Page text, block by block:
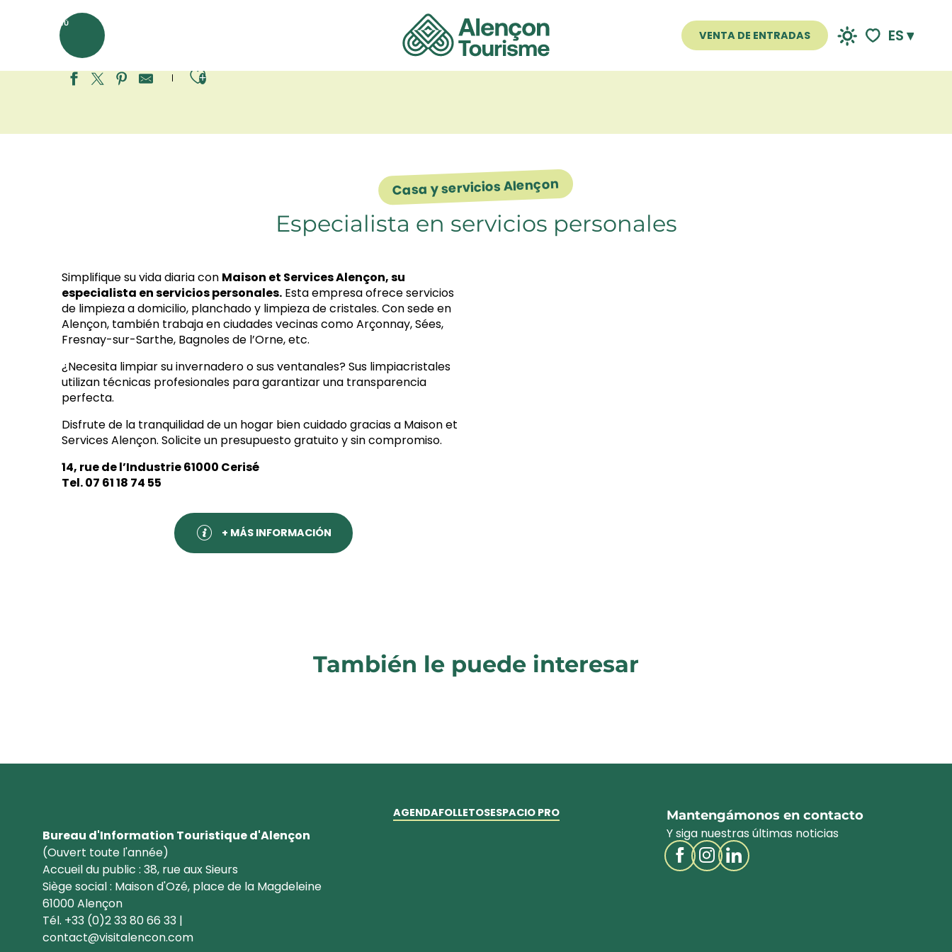
VENTA DE ENTRADAS ES
MENÚInicio
Ajouter aux favoris
Casa y servicios Alençon
Especialista en servicios personales
Simplifique su vida diaria con Maison et Services Alençon, su
especialista en servicios personales. Esta empresa ofrece servicios
de limpieza a domicilio, planchado y limpieza de cristales. Con sede en
Alençon, también trabaja en ciudades vecinas como Arçonnay, Sées,
Fresnay-sur-Sarthe, Bagnoles de l’Orne, etc.
¿Necesita limpiar su invernadero o sus ventanales? Sus limpiacristales
utilizan técnicas profesionales para garantizar una transparencia
perfecta.
Disfrute de la tranquilidad de un hogar bien cuidado gracias a Maison et
Services Alençon. Solicite un presupuesto gratuito y sin compromiso.
14, rue de l’Industrie 61000 Cerisé
Tel. 07 61 18 74 55
+ MÁS INFORMACIÓN
También le puede interesar
Bureau d'Information Touristique d'Alençon
(Ouvert toute l'année)
Accueil du public : 38, rue aux Sieurs
Siège social : Maison d'Ozé, place de la Magdeleine
61000 Alençon
Tél. +33 (0)2 33 80 66 33 |
contact@visitalencon.com
AGENDAFOLLETOSESPACIO PRO Mantengámonos en contacto
Y siga nuestras últimas noticias